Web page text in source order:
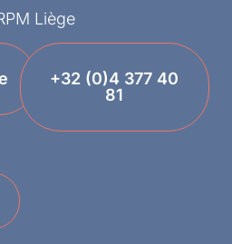
Liège
+32 (0)4 377 40
81